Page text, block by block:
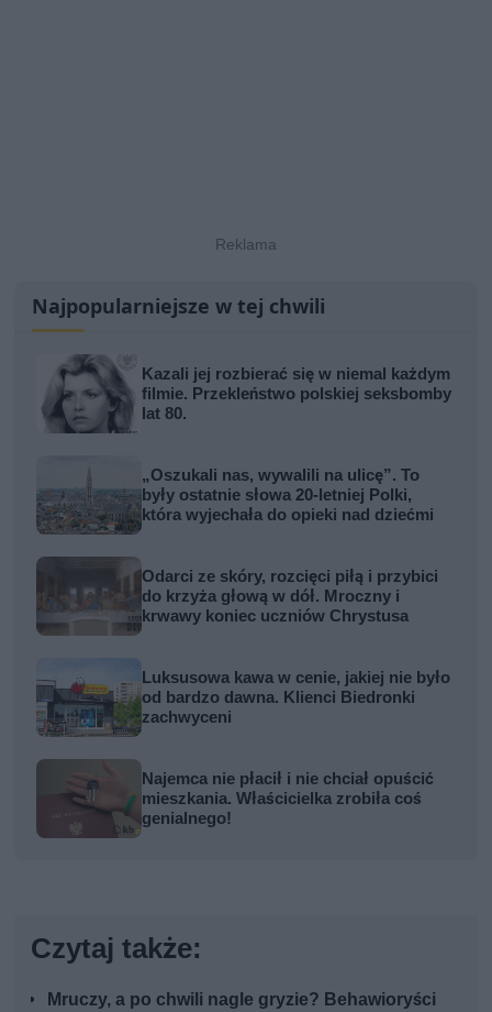
Najpopularniejsze w tej chwili
Kazali jej rozbierać się w niemal każdym
filmie. Przekleństwo polskiej seksbomby
lat 80.
„Oszukali nas, wywalili na ulicę”. To
były ostatnie słowa 20-letniej Polki,
która wyjechała do opieki nad dziećmi
Odarci ze skóry, rozcięci piłą i przybici
do krzyża głową w dół. Mroczny i
krwawy koniec uczniów Chrystusa
Luksusowa kawa w cenie, jakiej nie było
od bardzo dawna. Klienci Biedronki
zachwyceni
Najemca nie płacił i nie chciał opuścić
mieszkania. Właścicielka zrobiła coś
genialnego!
Czytaj także:
Mruczy, a po chwili nagle gryzie? Behawioryści